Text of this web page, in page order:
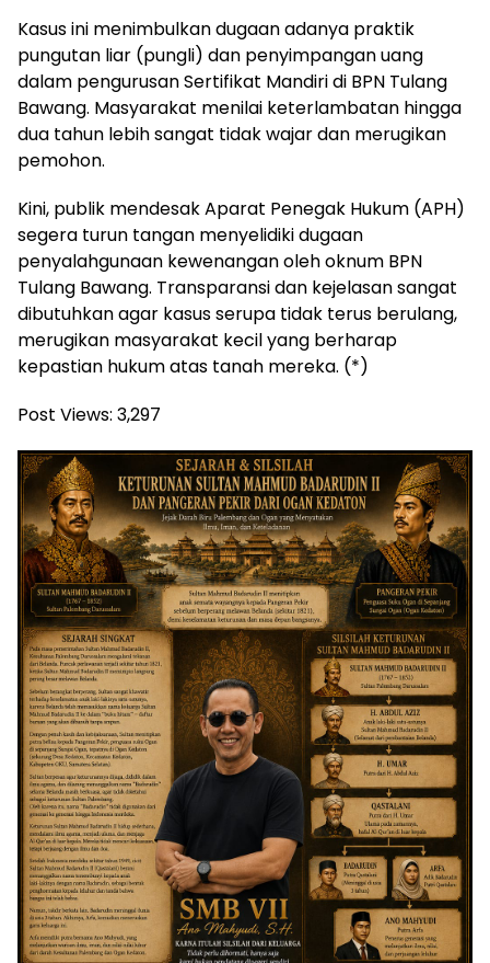
Kasus ini menimbulkan dugaan adanya praktik
pungutan liar (pungli) dan penyimpangan uang
dalam pengurusan Sertifikat Mandiri di BPN Tulang
Bawang. Masyarakat menilai keterlambatan hingga
dua tahun lebih sangat tidak wajar dan merugikan
pemohon.
Kini, publik mendesak Aparat Penegak Hukum (APH)
segera turun tangan menyelidiki dugaan
penyalahgunaan kewenangan oleh oknum BPN
Tulang Bawang. Transparansi dan kejelasan sangat
dibutuhkan agar kasus serupa tidak terus berulang,
merugikan masyarakat kecil yang berharap
kepastian hukum atas tanah mereka. (*)
Post Views: 3,297